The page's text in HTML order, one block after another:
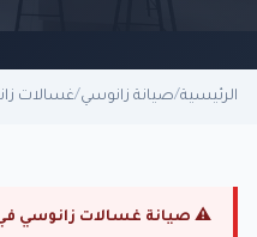
الرئيسية/صيانة زانوسي/غسالات
⚠ صيانة غسالات زانوسي